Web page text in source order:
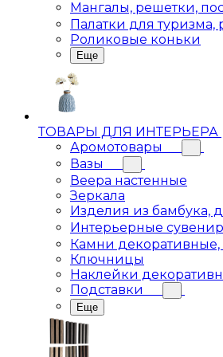
Мангалы, решетки,
Палатки для
Роликовые коньки
Еще
ТОВАРЫ ДЛЯ ИНТЕРЬЕРА
Аромотовары
Вазы
Веера настенные
Зеркала
Изделия из бамбука,
Интерьерные
Камни
Ключницы
Наклейки
Подставки
Еще